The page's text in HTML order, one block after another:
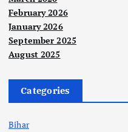
February 2026
January 2026
September 2025
August 2025
Categories
Bihar